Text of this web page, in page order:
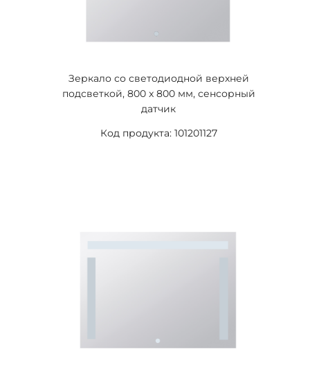
Зеркало со светодиодной верхней
подсветкой, 800 x 800 мм, сенсорный
датчик
Код продукта: 101201127